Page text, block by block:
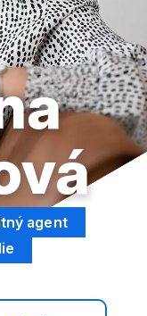
agent
Profesionálny